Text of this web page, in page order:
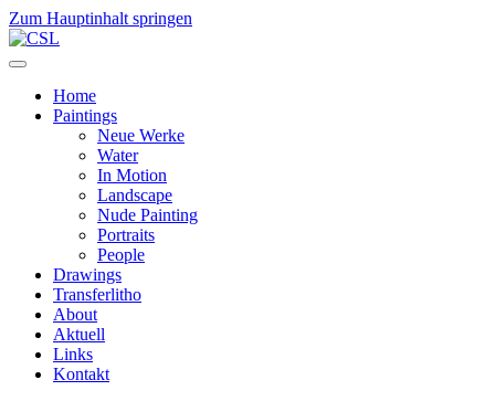
Zum Hauptinhalt springen
Home
Paintings
Neue Werke
Water
In Motion
Landscape
Nude Painting
Portraits
People
Drawings
Transferlitho
About
Aktuell
Links
Kontakt